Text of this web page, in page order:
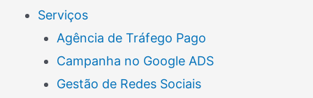
Serviços
Agência de Tráfego Pago
Campanha no Google ADS
Gestão de Redes Sociais